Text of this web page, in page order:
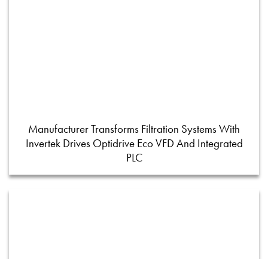
Manufacturer Transforms Filtration Systems With
Invertek Drives Optidrive Eco VFD And Integrated
PLC